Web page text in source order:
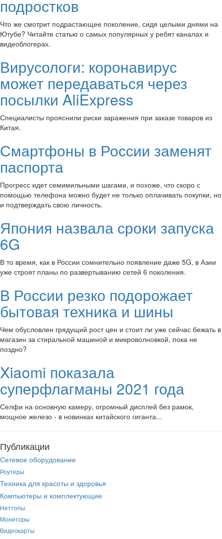
подростков
Что же смотрит подрастающее поколение, сидя целыми днями на
Ютубе? Читайте статью о самых популярных у ребят каналах и
видеоблогерах.
Вирусологи: коронавирус
может передаваться через
посылки AliExpress
Специалисты прояснили риски заражения при заказе товаров из
Китая.
Смартфоны в России заменят
паспорта
Прогресс идет семимильными шагами, и похоже, что скоро с
помощью телефона можно будет не только оплачивать покупки, но
и подтверждать свою личность.
Япония назвала сроки запуска
6G
В то время, как в России сомнительно появление даже 5G, в Азии
уже строят планы по развертыванию сетей 6 поколения.
В России резко подорожает
бытовая техника и шины
Чем обусловлен грядущий рост цен и стоит ли уже сейчас бежать в
магазин за стиральной машиной и микроволновкой, пока не
поздно?
Xiaomi показала
суперфлагманы 2021 года
Селфи на основную камеру, огромный дисплей без рамок,
мощное железо - в новинках китайского гиганта...
Публикации
Сетевое оборудование
Роутеры
Техника для красоты и здоровья
Компьютеры и комплектующие
Неттопы
Мониторы
Видеокарты